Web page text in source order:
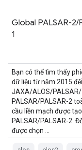
Global PALSAR-2/
1
Bạn có thể tìm thấy
dữ liệu từ năm 2015
JAXA/ALOS/PALSAR/
PALSAR/PALSAR-2
cầu liền mạch được
PALSAR/PALSAR-2.
được chọn …